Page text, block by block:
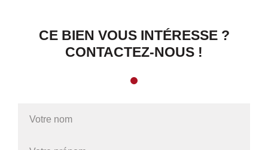
CE BIEN VOUS INTÉRESSE ?
CONTACTEZ-NOUS !